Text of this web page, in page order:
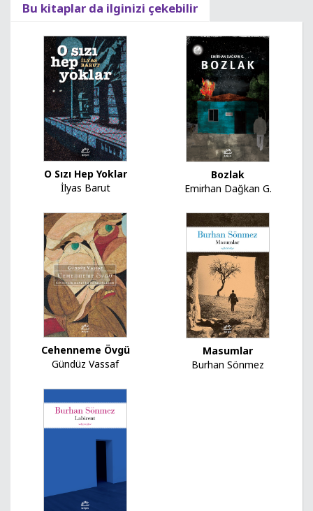
Bu kitaplar da ilginizi çekebilir
O Sızı Hep Yoklar
İlyas Barut
Bozlak
Emirhan Dağkan G.
Cehenneme Övgü
Gündüz Vassaf
Masumlar
Burhan Sönmez